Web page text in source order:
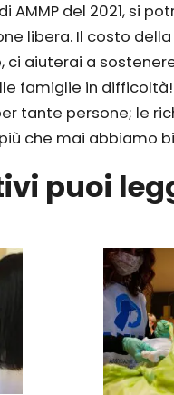
AMMP del 2021, si
libera. Il costo
aiuterai a
famiglie in difficoltà!
tante persone; le
che mai abbiamo
puoi